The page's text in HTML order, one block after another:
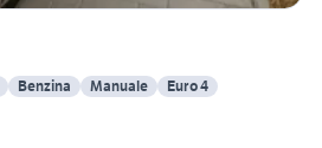
Benzina Manuale Euro 4